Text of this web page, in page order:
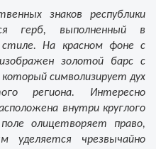
знаков республики
герб, выполненный в
стиле. На красном фоне с
золотой барс с
символизирует дух
региона. Интересно
внутри круглого
олицетворяет право,
чрезвычайно